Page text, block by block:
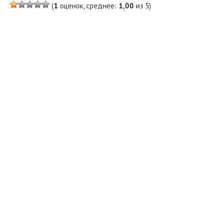
(1 оценок, среднее: 1,00 из 5)